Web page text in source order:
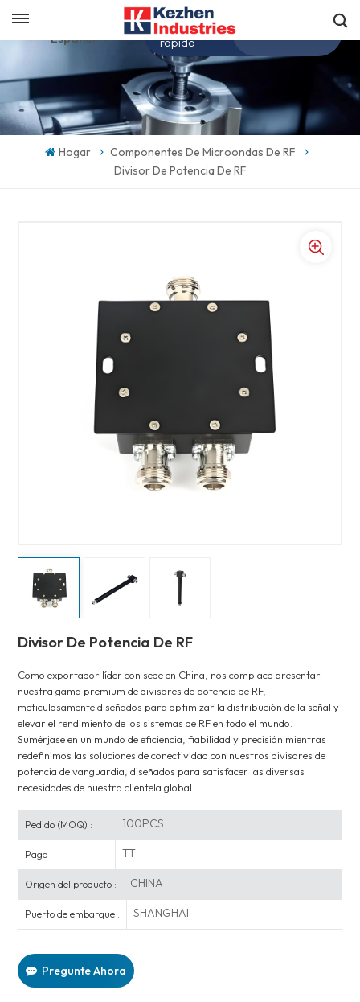
Español
English
Obtenga una cotización
rápida
Hogar
Componentes De Microondas De RF
Divisor De Potencia De RF
Divisor De Potencia De RF
Como exportador líder con sede en China, nos complace presentar
nuestra gama premium de divisores de potencia de RF,
meticulosamente diseñados para optimizar la distribución de la señal y
elevar el rendimiento de los sistemas de RF en todo el mundo.
Sumérjase en un mundo de eficiencia, fiabilidad y precisión mientras
redefinimos las soluciones de conectividad con nuestros divisores de
potencia de vanguardia, diseñados para satisfacer las diversas
necesidades de nuestra clientela global.
Pedido (MOQ) : 100PCS
Pago : TT
Origen del producto : CHINA
Puerto de embarque : SHANGHAI
Pregunte Ahora